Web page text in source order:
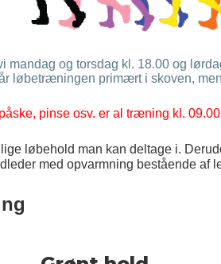
mandag og torsdag kl. 18.00 og
løbetræningen primært i skoven,
pinse osv. er al træning kl. 09.00
løbehold man kan deltage i.
med opvarmning bestående af